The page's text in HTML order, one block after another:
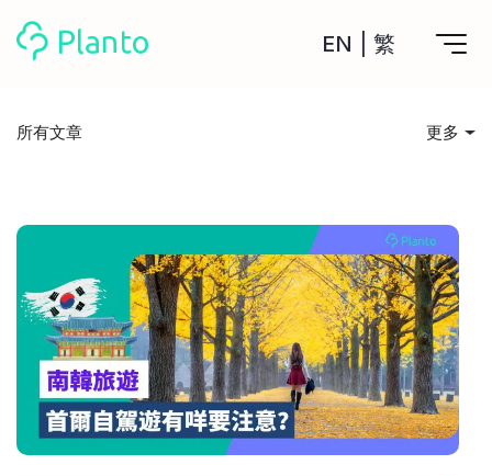
EN 繁
Planto功能
全功能記賬
管理及分析所有戶口
管理MPF戶口
一次過管理所有強積金戶口
申請清卡數/私人貸款
CreFIT x Planto推廣優惠
私人貸款
年利率/APR/年息比較
投資戶口 (美股)
比較最抵美股投資戶口
投資戶口 (港股)
比較最抵港股投資戶口
投資加密貨幣
比較最抵Crypto交易所
月供股票計劃
Academy
Marketplace
所有文章 更多
儲錢貼士
消費娛樂
借貸須知